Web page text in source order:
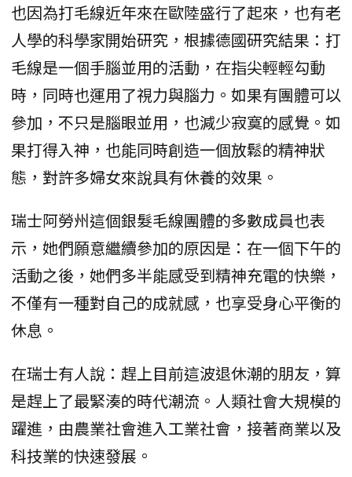
也因為打毛線近年來在歐陸盛行了起來，也有老
人學的科學家開始研究，根據德國研究結果：打
毛線是一個手腦並用的活動，在指尖輕輕勾動
時，同時也運用了視力與腦力。如果有團體可以
參加，不只是腦眼並用，也減少寂寞的感覺。如
果打得入神，也能同時創造一個放鬆的精神狀
態，對許多婦女來說具有休養的效果。
瑞士阿勞州這個銀髮毛線團體的多數成員也表
示，她們願意繼續參加的原因是：在一個下午的
活動之後，她們多半能感受到精神充電的快樂，
不僅有一種對自己的成就感，也享受身心平衡的
休息。
在瑞士有人說：趕上目前這波退休潮的朋友，算
是趕上了最緊湊的時代潮流。人類社會大規模的
躍進，由農業社會進入工業社會，接著商業以及
科技業的快速發展。